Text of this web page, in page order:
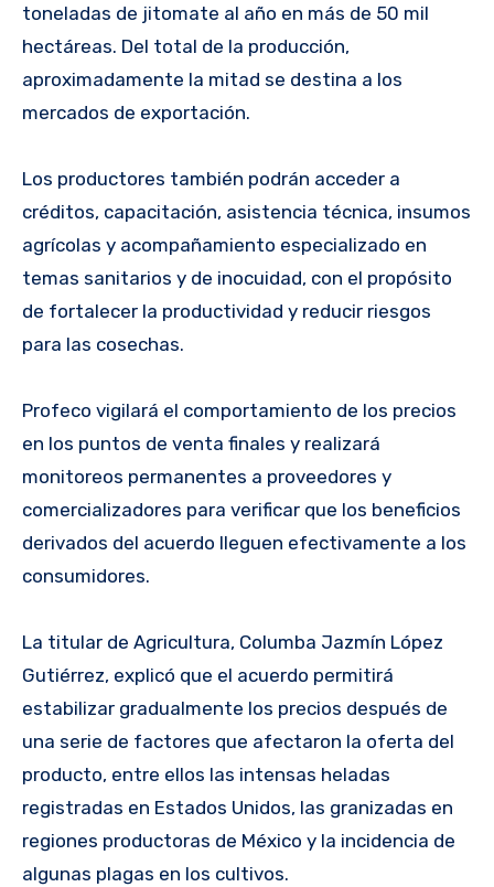
toneladas de jitomate al año en más de 50 mil
hectáreas. Del total de la producción,
aproximadamente la mitad se destina a los
mercados de exportación.
Los productores también podrán acceder a
créditos, capacitación, asistencia técnica, insumos
agrícolas y acompañamiento especializado en
temas sanitarios y de inocuidad, con el propósito
de fortalecer la productividad y reducir riesgos
para las cosechas.
Profeco vigilará el comportamiento de los precios
en los puntos de venta finales y realizará
monitoreos permanentes a proveedores y
comercializadores para verificar que los beneficios
derivados del acuerdo lleguen efectivamente a los
consumidores.
La titular de Agricultura, Columba Jazmín López
Gutiérrez, explicó que el acuerdo permitirá
estabilizar gradualmente los precios después de
una serie de factores que afectaron la oferta del
producto, entre ellos las intensas heladas
registradas en Estados Unidos, las granizadas en
regiones productoras de México y la incidencia de
algunas plagas en los cultivos.